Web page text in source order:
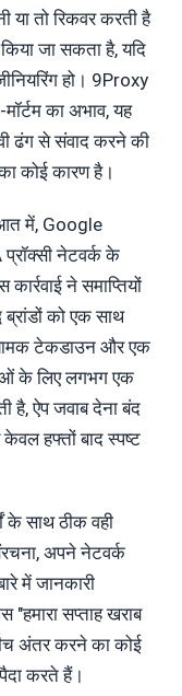
या तो रिकवर करती है
जा सकता है, यदि
हो। 9Proxy
का अभाव, यह
ढंग से संवाद करने की
कोई कारण है।
में, Google
नेटवर्क के
ने समाप्तियों
को एक साथ
टेकडाउन और एक
के लिए लगभग एक
है, ऐप जवाब देना बंद
हफ्तों बाद स्पष्ट
के साथ ठीक वही
अपने नेटवर्क
में जानकारी
"हमारा सप्ताह खराब
अंतर करने का कोई
पैदा करते हैं।